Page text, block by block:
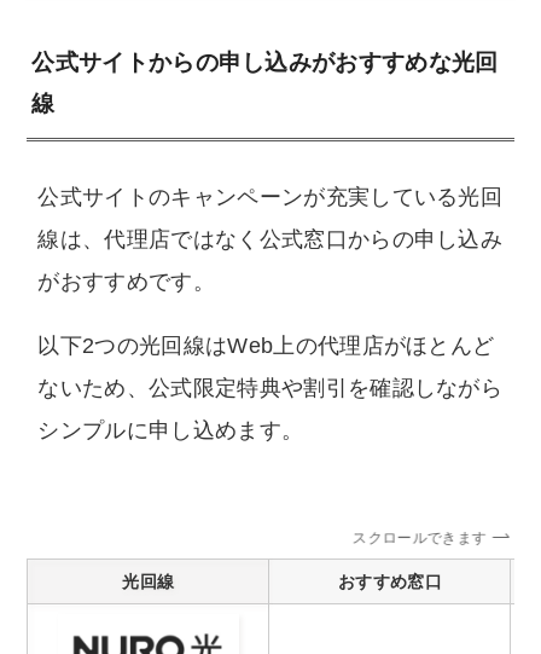
公式サイトからの申し込みがおすすめな光回
線
公式サイトのキャンペーンが充実している光回
線は、代理店ではなく公式窓口からの申し込み
がおすすめです。
以下2つの光回線はWeb上の代理店がほとんど
ないため、公式限定特典や割引を確認しながら
シンプルに申し込めます。
スクロールできます
光回線 おすすめ窓口